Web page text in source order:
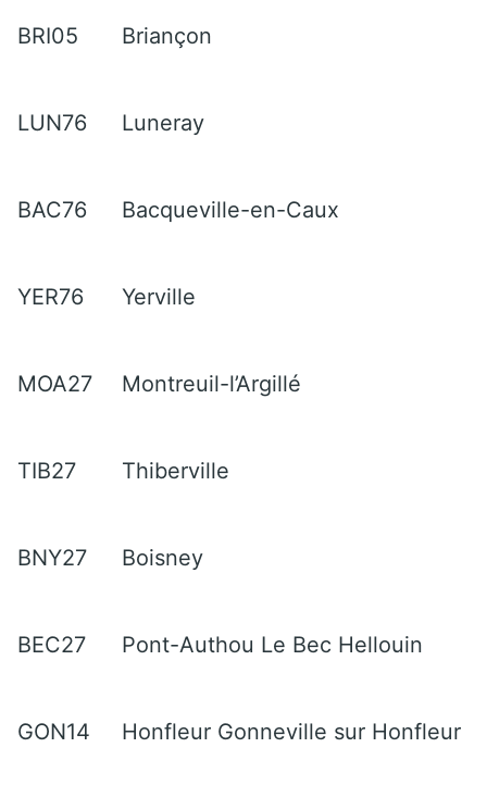
BRI05 Briançon
LUN76 Luneray
BAC76 Bacqueville-en-Caux
YER76 Yerville
MOA27 Montreuil-l’Argillé
TIB27 Thiberville
BNY27 Boisney
BEC27 Pont-Authou Le Bec Hellouin
GON14 Honfleur Gonneville sur Honfleur